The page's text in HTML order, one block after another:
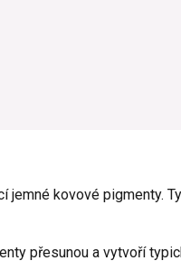
kovové pigmenty.
přesunou a vytvoří